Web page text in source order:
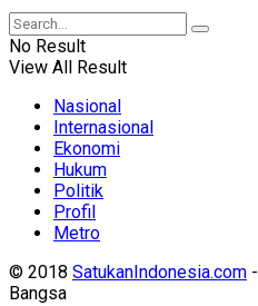
No Result
View All Result
Nasional
Internasional
Ekonomi
Hukum
Politik
Profil
Metro
© 2018 SatukanIndonesia.com
Bangsa